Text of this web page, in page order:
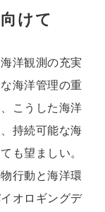
けて
洋観測の充実
海洋管理の重
こうした海洋
持続可能な海
も望ましい。
行動と海洋環
オロギングデ